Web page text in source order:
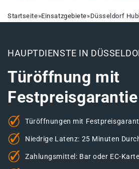
Startseite»Einsatzgebiete»Düsseldorf
HAUPTDIENSTE IN
Türöffnung mit
Festpreisgarantie
Türöffnungen mit
Niedrige Latenz: 25 Minuten
Zahlungsmittel: Bar oder EC-Karte